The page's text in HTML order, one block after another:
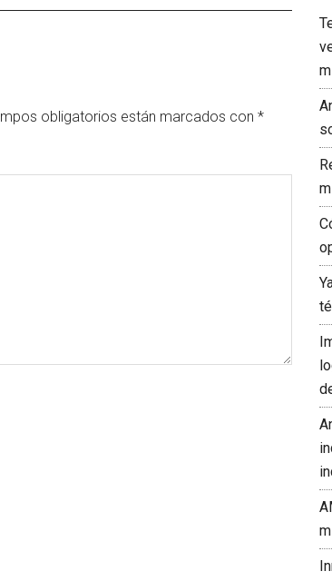
obligatorios están marcados con *